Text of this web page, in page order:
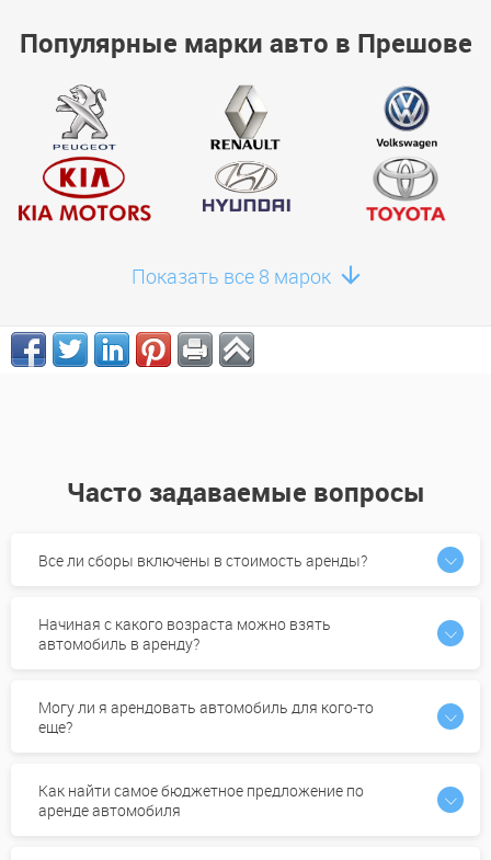
Популярные марки авто в Прешове
Показать все 8 марок
Часто задаваемые вопросы
Все ли сборы включены в стоимость аренды?
Начиная с какого возраста можно взять
автомобиль в аренду?
Могу ли я арендовать автомобиль для кого-то
еще?
Как найти самое бюджетное предложение по
аренде автомобиля